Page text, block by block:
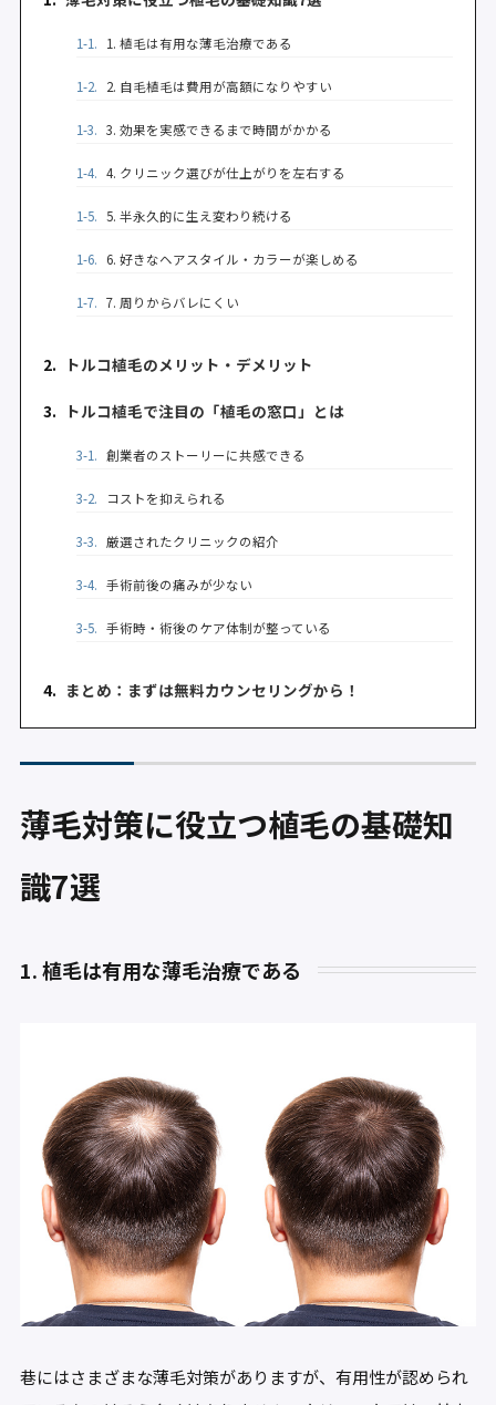
1-1. 1. 植毛は有用な薄毛治療である
1-2. 2. 自毛植毛は費用が高額になりやすい
1-3. 3. 効果を実感できるまで時間がかかる
1-4. 4. クリニック選びが仕上がりを左右する
1-5. 5. 半永久的に生え変わり続ける
1-6. 6. 好きなヘアスタイル・カラーが楽しめる
1-7. 7. 周りからバレにくい
2. トルコ植毛のメリット・デメリット
3. トルコ植毛で注目の「植毛の窓口」とは
3-1. 創業者のストーリーに共感できる
3-2. コストを抑えられる
3-3. 厳選されたクリニックの紹介
3-4. 手術前後の痛みが少ない
3-5. 手術時・術後のケア体制が整っている
4. まとめ：まずは無料カウンセリングから！
薄毛対策に役立つ植毛の基礎知
識7選
1. 植毛は有用な薄毛治療である
巷にはさまざまな薄毛対策がありますが、有用性が認められ